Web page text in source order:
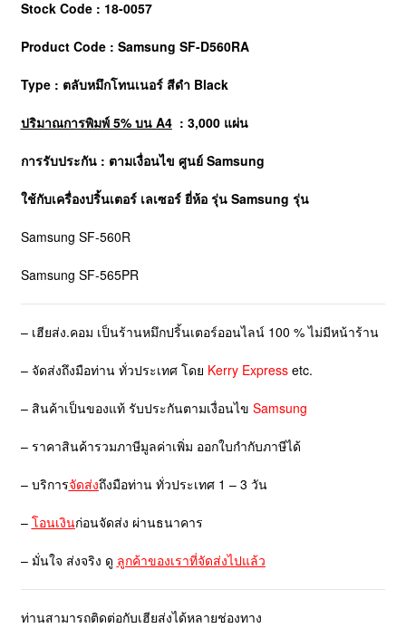
Stock Code : 18-0057
Product Code : Samsung SF-D560RA
Type : ตลับหมึกโทนเนอร์ สีดำ Black
ปริมาณการพิมพ์ 5% บน A4: 3,000 แผ่น
การรับประกัน : ตามเงื่อนไข ศูนย์ Samsung
ใช้กับเครื่องปริ้นเตอร์ เลเซอร์ ยี่ห้อ รุ่น Samsung รุ่น
Samsung SF-560R
Samsung SF-565PR
– เฮียส่ง.คอม เป็นร้านหมึกปริ้นเตอร์ออนไลน์ 100 % ไม่มีหน้าร้าน
– จัดส่งถึงมือท่าน ทั่วประเทศ โดย Kerry Expressetc.
– สินค้าเป็นของแท้ รับประกันตามเงื่อนไข Samsung
– ราคาสินค้ารวมภาษีมูลค่าเพิ่ม ออกใบกำกับภาษีได้
– บริการจัดส่งถึงมือท่าน ทั่วประเทศ 1 – 3 วัน
– โอนเงินก่อนจัดส่ง ผ่านธนาคาร
– มั่นใจ ส่งจริง ดู ลูกค้าของเราที่จัดส่งไปแล้ว
ท่านสามารถติดต่อกับเฮียส่งได้หลายช่องทาง